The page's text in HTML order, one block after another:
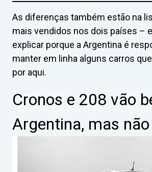
As diferenças também estão na
mais vendidos nos dois países –
explicar porque a Argentina é
manter em linha alguns carros
por aqui.
Cronos e 208 vão
Argentina, mas